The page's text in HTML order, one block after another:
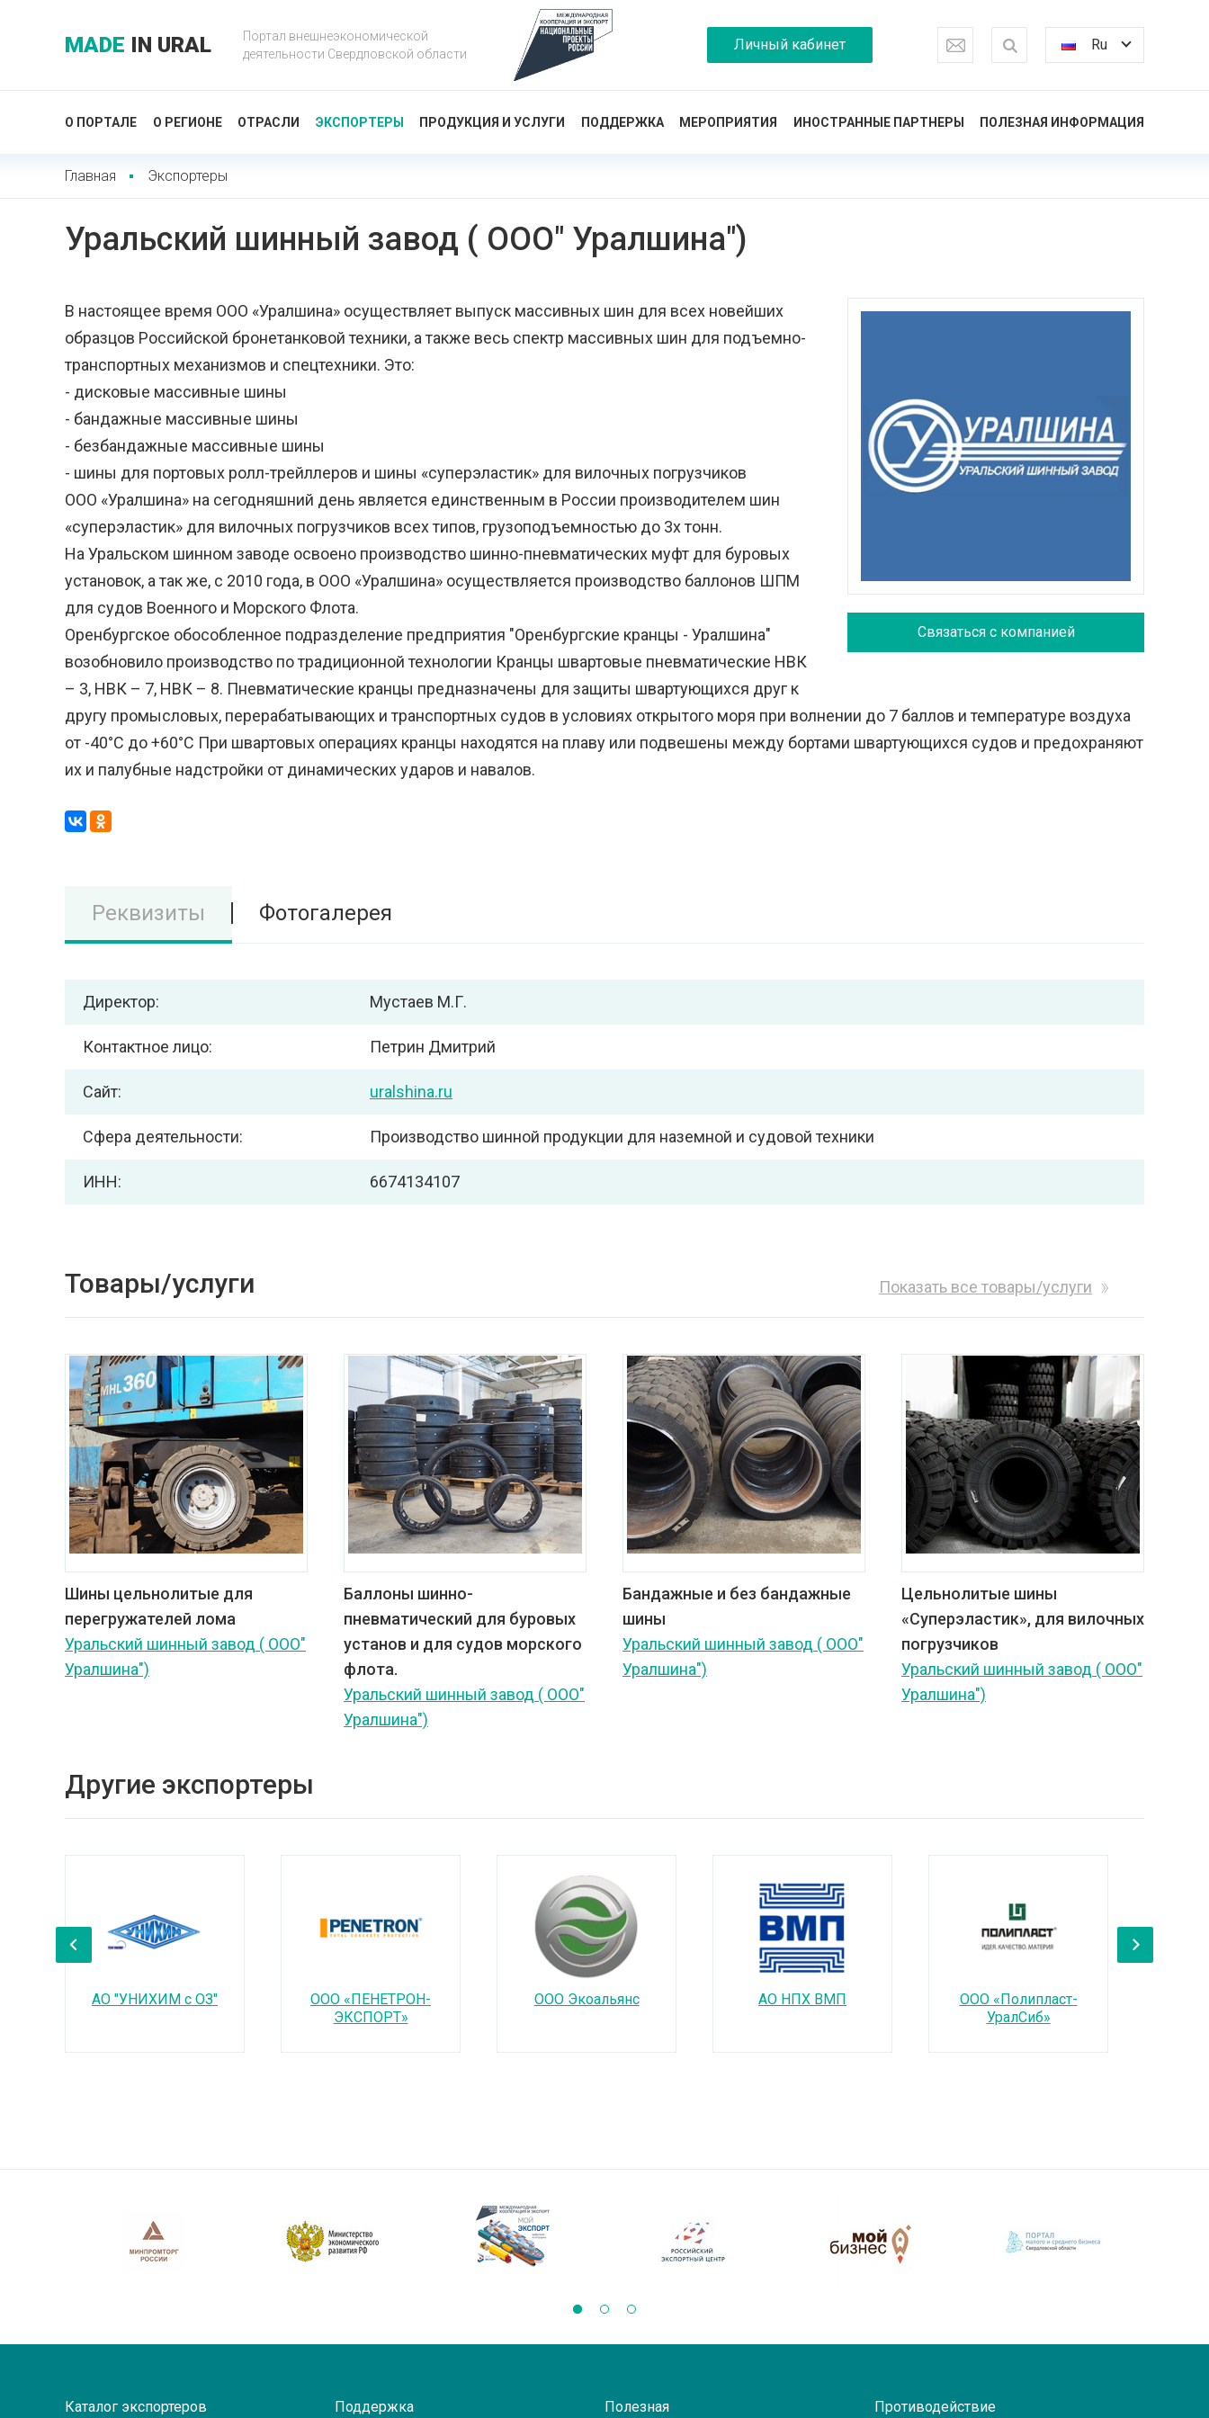
MADE IN URAL
Портал внешнеэкономической
деятельности Свердловской области
Личный кабинет Ru
О ПОРТАЛЕ О РЕГИОНЕ ОТРАСЛИ ЭКСПОРТЕРЫ ПРОДУКЦИЯ И УСЛУГИ ПОДДЕРЖКА МЕРОПРИЯТИЯ ИНОСТРАННЫЕ ПАРТНЕРЫ ПОЛЕЗНАЯ ИНФОРМАЦИЯ
Главная Экспортеры
Уральский шинный завод ( ООО" Уралшина")
Связаться с компанией
В настоящее время OOO «Уралшина» осуществляет выпуск массивных шин для всех новейших
образцов Российской бронетанковой техники, а также весь спектр массивных шин для подъемно-
транспортных механизмов и спецтехники. Это:
- дисковые массивные шины
- бандажные массивные шины
- безбандажные массивные шины
- шины для портовых ролл-трейллеров и шины «суперэластик» для вилочных погрузчиков
ООО «Уралшина» на сегодняшний день является единственным в России производителем шин
«суперэластик» для вилочных погрузчиков всех типов, грузоподъемностью до 3х тонн.
На Уральском шинном заводе освоено производство шинно-пневматических муфт для буровых
установок, а так же, с 2010 года, в ООО «Уралшина» осуществляется производство баллонов ШПМ
для судов Военного и Морского Флота.
Оренбургское обособленное подразделение предприятия "Оренбургские кранцы - Уралшина"
возобновило производство по традиционной технологии Кранцы швартовые пневматические НВК
– 3, НВК – 7, НВК – 8. Пневматические кранцы предназначены для защиты швартующихся друг к
другу промысловых, перерабатывающих и транспортных судов в условиях открытого моря при волнении до 7 баллов и температуре воздуха
от -40°С до +60°С При швартовых операциях кранцы находятся на плаву или подвешены между бортами швартующихся судов и предохраняют
их и палубные надстройки от динамических ударов и навалов.
Реквизиты Фотогалерея
Директор: Мустаев М.Г.
Контактное лицо: Петрин Дмитрий
Сайт: uralshina.ru
Сфера деятельности: Производство шинной продукции для наземной и судовой техники
ИНН: 6674134107
Товары/услуги Показать все товары/услуги
Шины цельнолитые для
перегружателей лома
Уральский шинный завод ( ООО"
Уралшина")
Баллоны шинно-
пневматический для буровых
установ и для судов морского
флота.
Уральский шинный завод ( ООО"
Уралшина")
Бандажные и без бандажные
шины
Уральский шинный завод ( ООО"
Уралшина")
Цельнолитые шины
«Суперэластик», для вилочных
погрузчиков
Уральский шинный завод ( ООО"
Уралшина")
Другие экспортеры
АО "УНИХИМ с ОЗ"
ООО «ПЕНЕТРОН-
ЭКСПОРТ»
ООО Экоальянс АО НПХ ВМП
ООО «Полипласт-
УралСиб»
Каталог экспортеров
Поддержка
Полезная
Противодействие